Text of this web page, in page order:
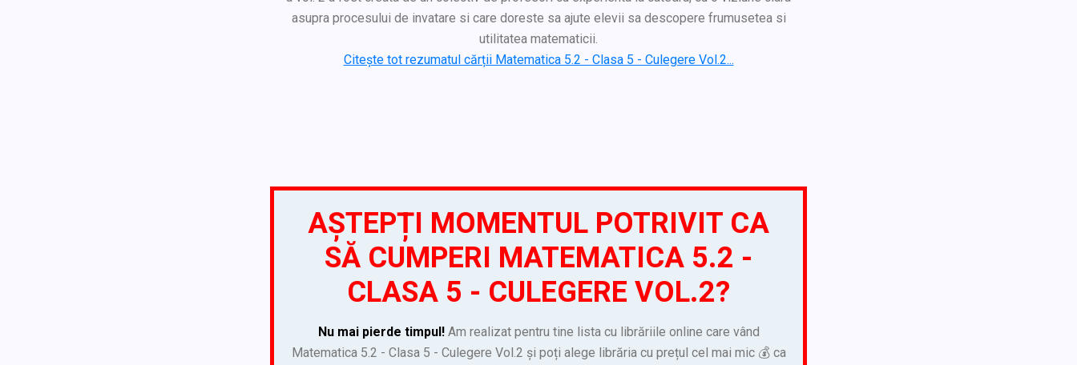
asupra procesului de invatare si care doreste sa ajute elevii sa descopere frumusetea si
utilitatea matematicii.
Citește tot rezumatul cărții Matematica 5.2 - Clasa 5 - Culegere Vol.2...
AȘTEPȚI MOMENTUL POTRIVIT CA
SĂ CUMPERI MATEMATICA 5.2 -
CLASA 5 - CULEGERE VOL.2?
Nu mai pierde timpul!Am realizat pentru tine lista cu librăriile online care vând
Matematica 5.2 - Clasa 5 - Culegere Vol.2 și poți alege librăria cu prețul cel mai mic 💰 ca